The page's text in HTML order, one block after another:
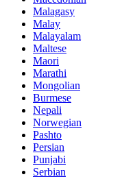
Malagasy
Malay
Malayalam
Maltese
Maori
Marathi
Mongolian
Burmese
Nepali
Norwegian
Pashto
Persian
Punjabi
Serbian